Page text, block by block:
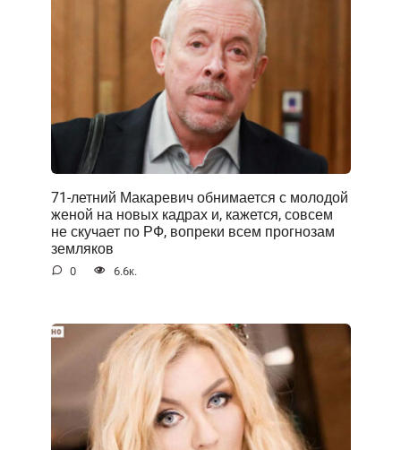
71-летний Макаревич обнимается с молодой
женой на новых кадрах и, кажется, совсем
не скучает по РФ, вопреки всем прогнозам
земляков
0 6.6к.